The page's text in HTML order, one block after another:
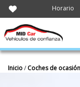
Horario
Inicio/ Coches de ocasión